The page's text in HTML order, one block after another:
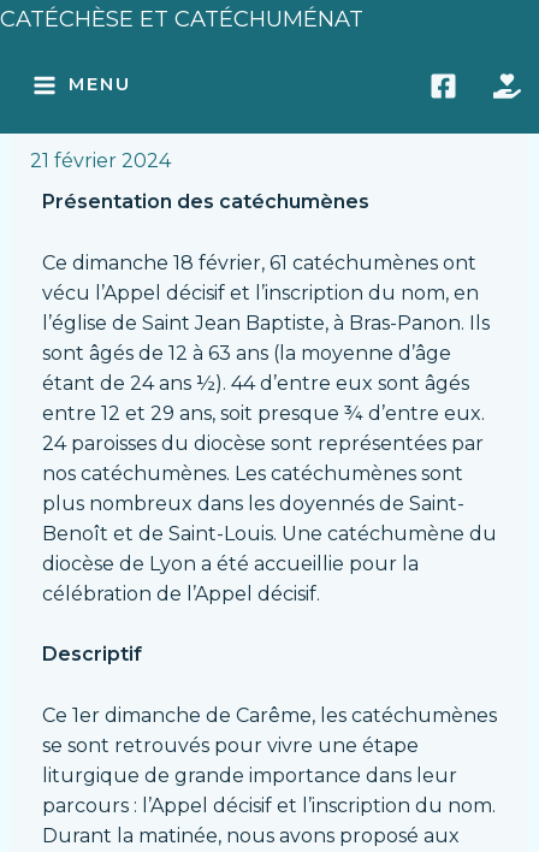
Aller
contenu
CATÉCHÈSE ET CATÉCHUMÉNAT
MENU
Journée de l’Appel décisif et
21 février 2024
Présentation des catéchumènes
Ce dimanche 18 février, 61 catéchumènes ont
vécu l’Appel décisif et l’inscription du nom, en
l’église de Saint Jean Baptiste, à Bras-Panon. Ils
sont âgés de 12 à 63 ans (la moyenne d’âge
étant de 24 ans ½). 44 d’entre eux sont âgés
entre 12 et 29 ans, soit presque ¾ d’entre eux.
24 paroisses du diocèse sont représentées par
nos catéchumènes. Les catéchumènes sont
plus nombreux dans les doyennés de Saint-
Benoît et de Saint-Louis. Une catéchumène du
diocèse de Lyon a été accueillie pour la
célébration de l’Appel décisif.
Descriptif
Ce 1er dimanche de Carême, les catéchumènes
se sont retrouvés pour vivre une étape
liturgique de grande importance dans leur
parcours : l’Appel décisif et l’inscription du nom.
Durant la matinée, nous avons proposé aux
Navigation
articles